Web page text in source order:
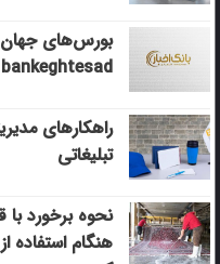
بورس‌های جهان
bankeghtesad
راهکارهای
تبلیغاتی
نحوه برخورد با
هنگام استفاده